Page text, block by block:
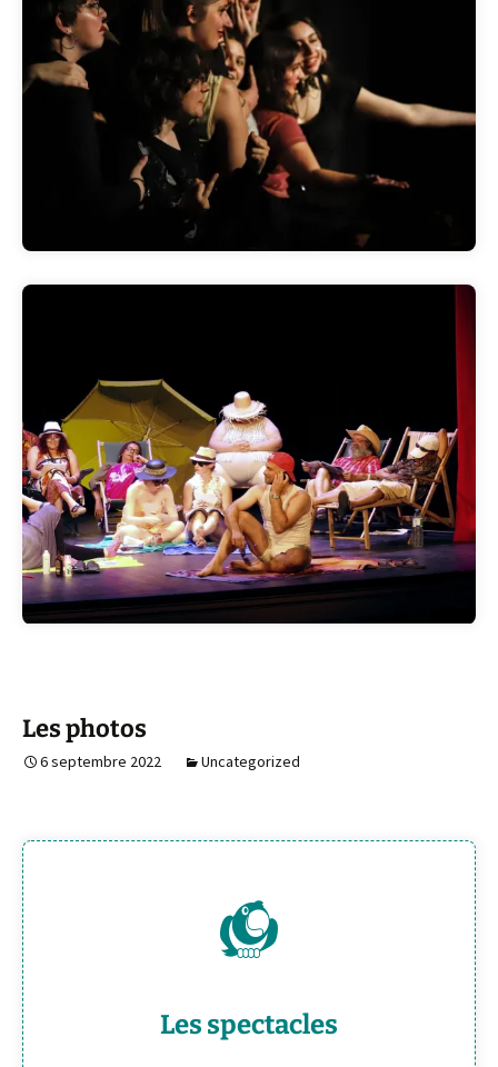
Il se peut tout
>>Clique<<
Noël en juillet
>>Clique<<
Les photos
6 septembre 2022 Uncategorized
Les spectacles
>>Clique<<